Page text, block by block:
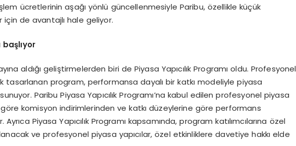
ücretlerinin aşağı yönlü güncellenmesiyle Paribu, özellikle küçük
de avantajlı hale geliyor.
başlıyor
aldığı geliştirmelerden biri de Piyasa Yapıcılık Programı oldu. Profesyonel
tasarlanan program, performansa dayalı bir katkı modeliyle piyasa
Paribu Piyasa Yapıcılık Programı’na kabul edilen profesyonel piyasa
göre komisyon indirimlerinden ve katkı düzeylerine göre performans
Piyasa Yapıcılık Programı kapsamında, program katılımcılarına özel
ve profesyonel piyasa yapıcılar, özel etkinliklere davetiye hakkı elde